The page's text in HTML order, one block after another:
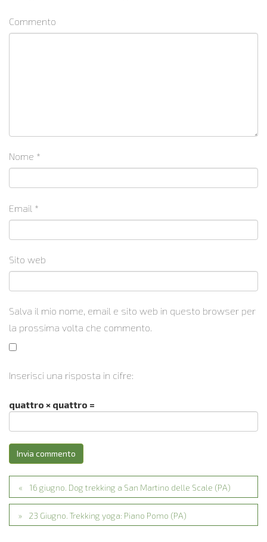
Commento
Nome *
Email *
Sito web
Salva il mio nome, email e sito web in questo browser per
la prossima volta che commento.
Inserisci una risposta in cifre:
quattro × quattro =
16 giugno. Dog trekking a San Martino delle Scale (PA)
23 Giugno. Trekking yoga: Piano Pomo (PA)